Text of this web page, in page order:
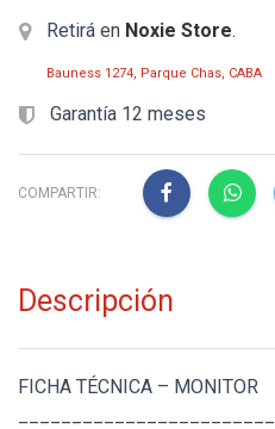
Retirá en Noxie Store.
Bauness 1274, Parque Chas, CABA
Garantía 12 meses
COMPARTIR:
Descripción
FICHA TÉCNICA – MONITOR